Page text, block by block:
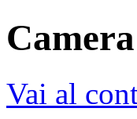
Vai al